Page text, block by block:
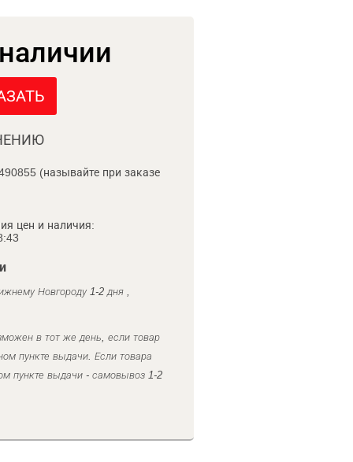
(называйте при заказе
цен и наличия:
Новгороду 1-2 дня ,
в тот же день, если товар
пункте выдачи. Если товара
пункте выдачи - самовывоз 1-2